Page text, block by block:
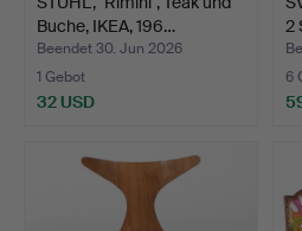
Buche, IKEA, 196…
Beendet 30. Jun 2026
1 Gebot
32 USD
2
6